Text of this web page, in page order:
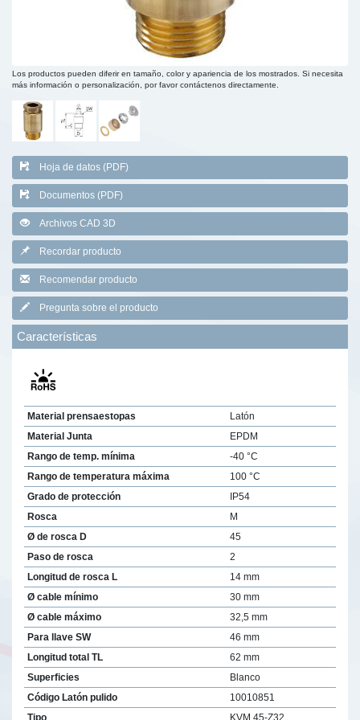
Los productos pueden diferir en tamaño, color y apariencia de los mostrados. Si necesita
más información o personalización, por favor contáctenos directamente.
Hoja de datos (PDF)
Documentos (PDF)
Archivos CAD 3D
Recordar producto
Recomendar producto
Pregunta sobre el producto
Características
Material prensaestopas
Latón
Material Junta
EPDM
Rango de temp. mínima
-40 °C
Rango de temperatura máxima
100 °C
Grado de protección
IP54
Rosca
M
Ø de rosca D
45
Paso de rosca
2
Longitud de rosca L
14 mm
Ø cable mínimo
30 mm
Ø cable máximo
32,5 mm
Para llave SW
46 mm
Longitud total TL
62 mm
Superficies
Blanco
Código Latón pulido
10010851
Tipo
KVM 45-Z32